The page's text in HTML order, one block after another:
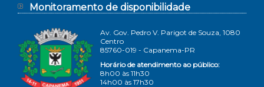
Monitoramento de disponibilidade
Av. Gov. Pedro V. Parigot de Souza, 1080
Centro
85760-019 - Capanema-PR
Horário de atendimento ao público:
8h00 às 11h30
14h00 às 17h30